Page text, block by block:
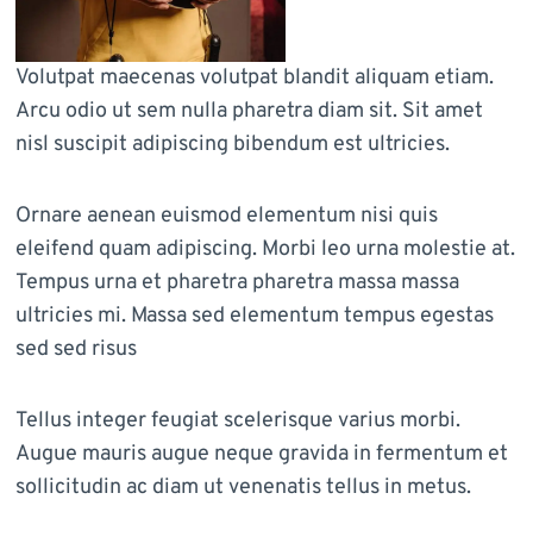
Volutpat maecenas volutpat blandit aliquam etiam.
Arcu odio ut sem nulla pharetra diam sit. Sit amet
nisl suscipit adipiscing bibendum est ultricies.
Ornare aenean euismod elementum nisi quis
eleifend quam adipiscing. Morbi leo urna molestie at.
Tempus urna et pharetra pharetra massa massa
ultricies mi. Massa sed elementum tempus egestas
sed sed risus
Tellus integer feugiat scelerisque varius morbi.
Augue mauris augue neque gravida in fermentum et
sollicitudin ac diam ut venenatis tellus in metus.